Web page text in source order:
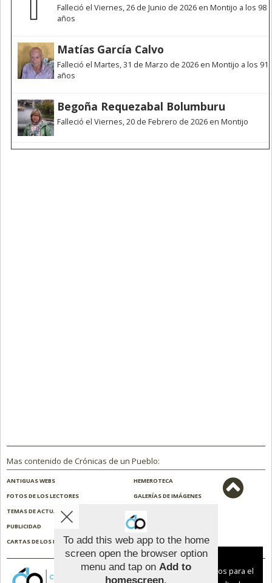
Falleció el Viernes, 26 de Junio de 2026 en Montijo a los 98
años
Matías García Calvo
Falleció el Martes, 31 de Marzo de 2026 en Montijo a los 91
años
Begoña Requezabal Bolumburu
Falleció el Viernes, 20 de Febrero de 2026 en Montijo
Mas contenido de Crónicas de un Pueblo:
ANTIGUAS WEBS
HEMEROTECA
FOTOS DE LOS LECTORES
GALERÍAS DE IMÁGENES
TEMAS DE ACTUALIDAD
PUBLICIDAD
CONTACTO
CARTAS DE LOS LECTORES
ENCUESTAS
To add this web app to the home
screen open the browser option
menu and tap on Add to
homescreen.
Aviso sobre el Uso de cookies:
Utilizamos cookies nuestras y de terceros para el